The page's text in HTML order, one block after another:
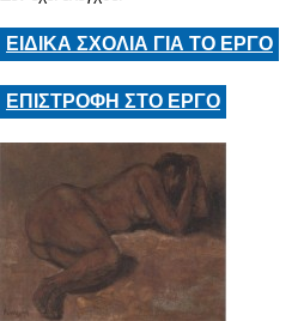
ΕΙΔΙΚΑ ΣΧΟΛΙΑ ΓΙΑ ΤΟ ΕΡΓΟ
ΕΠΙΣΤΡΟΦΗ ΣΤΟ ΕΡΓΟ